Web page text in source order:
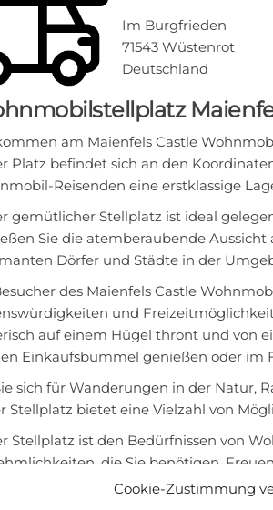
Cookie-Zustimmung
Im Burgfrieden
71543 Wüstenrot
Deutschland
am Maienfels Castle
Platz befindet sich an den
Reisenden eine erstklassige
gemütlicher Stellplatz ist ideal
Sie die atemberaubende
Dörfer und Städte in der
des Maienfels Castle
und
auf einem Hügel thront und von
Einkaufsbummel genießen oder im
sich für Wanderungen in der Natur,
Stellplatz bietet eine Vielzahl von
Stellplatz ist den Bedürfnissen von
die Sie benötigen.
und viele weitere